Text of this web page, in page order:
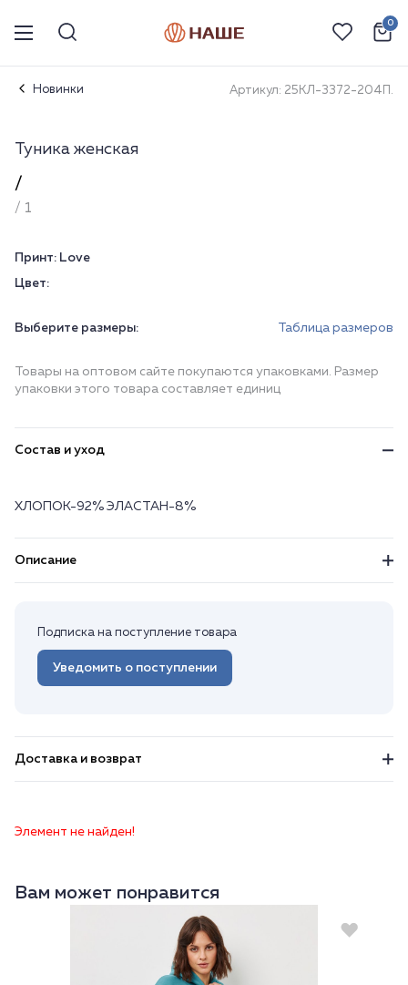
0
Новинки Артикул: 25КЛ-3372-204П.
Туника женская
/
/ 1
Принт: Love
Цвет:
Выберите размеры: Таблица размеров
Товары на оптовом сайте покупаются упаковками. Размер
упаковки этого товара составляет единиц
Состав и уход
ХЛОПОК-92% ЭЛАСТАН-8%
Описание
Подписка на поступление товара
Уведомить о поступлении
Доставка и возврат
Элемент не найден!
Вам может понравится